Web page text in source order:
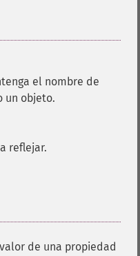
el nombre de
un objeto.
reflejar.
de una propiedad